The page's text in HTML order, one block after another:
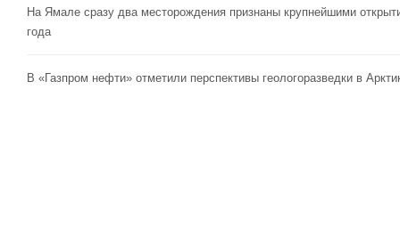
На Ямале сразу два месторождения признаны крупнейшими
года
В «Газпром нефти» отметили перспективы геологоразведки в